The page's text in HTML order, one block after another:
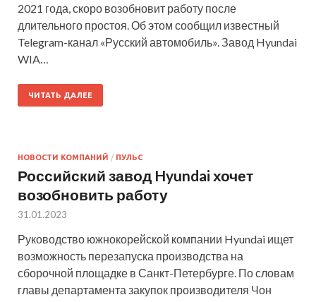
2021 года, скоро возобновит работу после
длительного простоя. Об этом сообщил известный
Telegram-канал «Русский автомобиль». Завод Hyundai
WIA…
ЧИТАТЬ ДАЛЕЕ
НОВОСТИ КОМПАНИЙ / ПУЛЬС
Российский завод Hyundai хочет
возобновить работу
31.01.2023
Руководство южнокорейской компании Hyundai ищет
возможность перезапуска производства на
сборочной площадке в Санкт-Петербурге. По словам
главы департамента закупок производителя Чон